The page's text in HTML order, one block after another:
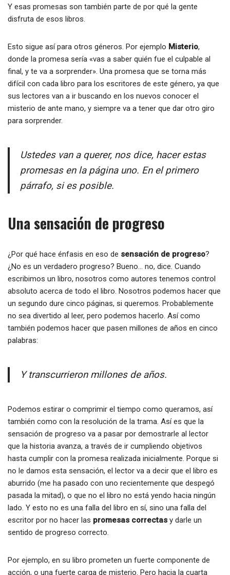
Y esas promesas son también parte de por qué la gente
disfruta de esos libros.
Esto sigue así para otros géneros. Por ejemplo Misterio,
donde la promesa sería «vas a saber quién fue el culpable al
final, y te va a sorprender». Una promesa que se torna más
difícil con cada libro para los escritores de este género, ya que
sus lectores van a ir buscando en los nuevos conocer el
misterio de ante mano, y siempre va a tener que dar otro giro
para sorprender.
Ustedes van a querer, nos dice, hacer estas
promesas en la página uno. En el primero
párrafo, si es posible.
Una sensación de progreso
¿Por qué hace énfasis en eso de sensación de progreso?
¿No es un verdadero progreso? Bueno… no, dice. Cuando
escribimos un libro, nosotros como autores tenemos control
absoluto acerca de todo el libro. Nosotros podemos hacer que
un segundo dure cinco páginas, si queremos. Probablemente
no sea divertido al leer, pero podemos hacerlo. Así como
también podemos hacer que pasen millones de años en cinco
palabras:
Y transcurrieron millones de años.
Podemos estirar o comprimir el tiempo como queramos, así
también como con la resolución de la trama. Así es que la
sensación de progreso va a pasar por demostrarle al lector
que la historia avanza, a través de ir cumpliendo objetivos
hasta cumplir con la promesa realizada inicialmente. Porque si
no le damos esta sensación, el lector va a decir que el libro es
aburrido (me ha pasado con uno recientemente que despegó
pasada la mitad), o que no el libro no está yendo hacia ningún
lado. Y esto no es una falla del libro en sí, sino una falla del
escritor por no hacer las promesas correctas y darle un
sentido de progreso correcto.
Por ejemplo, en su libro prometen un fuerte componente de
acción, o una fuerte carga de misterio. Pero hacia la cuarta